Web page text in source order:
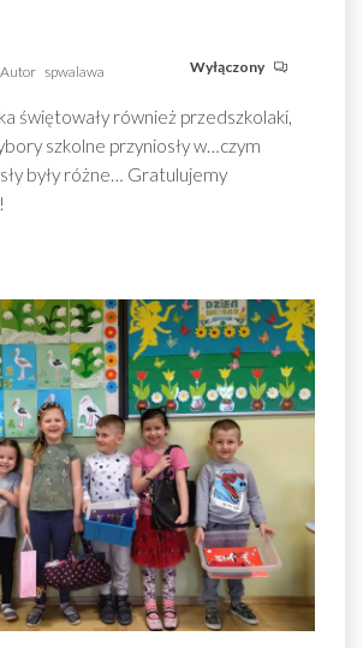
Autor spwalawa Wyłączony
świętowały również przedszkolaki,
szkolne przyniosły w…czym
były różne… Gratulujemy